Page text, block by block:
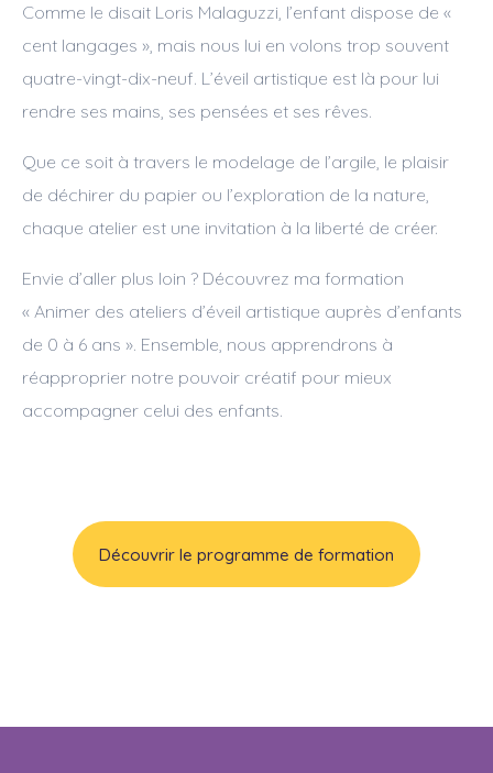
Comme le disait Loris Malaguzzi, l’enfant dispose de «
cent langages », mais nous lui en volons trop souvent
quatre-vingt-dix-neuf. L’éveil artistique est là pour lui
rendre ses mains, ses pensées et ses rêves.
Que ce soit à travers le modelage de l’argile, le plaisir
de déchirer du papier ou l’exploration de la nature,
chaque atelier est une invitation à la liberté de créer.
Envie d’aller plus loin ? Découvrez ma formation
« Animer des ateliers d’éveil artistique auprès d’enfants
de 0 à 6 ans ». Ensemble, nous apprendrons à
réapproprier notre pouvoir créatif pour mieux
accompagner celui des enfants.
Découvrir le programme de formation